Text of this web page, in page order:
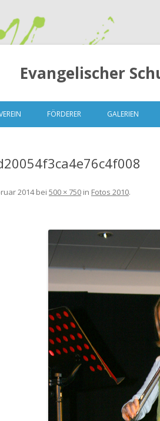
Evangelischer
– 04.MAI 2015
– 21.
FÖRDERER GALERIEN
2014bei 500 × 750 in Fotos 2010.